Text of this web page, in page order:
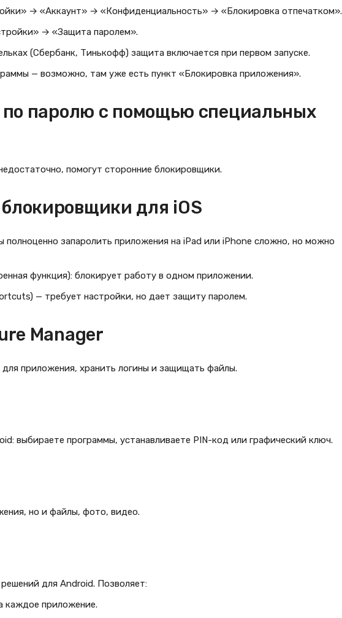
→ «Аккаунт» → «Конфиденциальность» → «Блокировка отпечатком».
→ «Защита паролем».
(Сбербанк, Тинькофф) защита включается при первом запуске.
— возможно, там уже есть пункт «Блокировка приложения».
по паролю с помощью специальных
помогут сторонние блокировщики.
для iOS
полноценно запаролить приложения на iPad или iPhone сложно, но можно
функция): блокирует работу в одном приложении.
— требует настройки, но дает защиту паролем.
Manager
приложения, хранить логины и защищать файлы.
выбираете программы, устанавливаете PIN-код или графический ключ.
но и файлы, фото, видео.
для Android. Позволяет:
каждое приложение.